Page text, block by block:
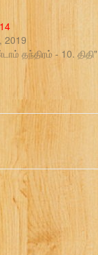
2019
தந்திரம் - 10. திதி"